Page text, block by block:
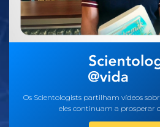
Os Scientologists partilham vídeos
eles continuam a prosperar